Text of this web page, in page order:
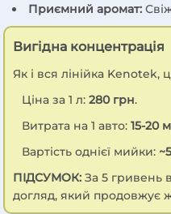
Приємний аромат:
Вигідна концентрація
Як і вся лінійка Kenotek,
Ціна за 1 л: 280 грн.
Витрата на 1 авто: 15-20
Вартість однієї мийки:
ПІДСУМОК: За 5 гривень
догляд, який продовжує